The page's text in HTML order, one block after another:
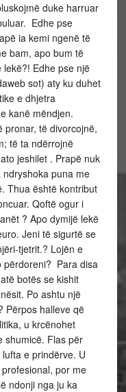
duke harruar
Edhe pse
ia kemi ngenë të
bam, apo bum të
Edhe pse një
sot) aty ku duhet
e dhjetra
kanë mëndjen.
pronar, të divorcojnë,
të ta ndërrojnë
jeshilet . Prapë nuk
puna me
Thua është kontribut
Qoftë ogur i
? Apo dymijë lekë
Jeni të sigurtë se
tjetrit.? Lojën e
përdoreni? Para disa
botës se kishit
Po ashtu një
Përpos halleve që
u krcënohet
shumicë. Flas për
e prindërve. U
por me
ndonji nga ju ka